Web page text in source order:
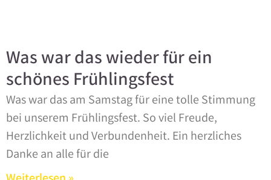
Was war das wieder für ein
schönes Frühlingsfest
Was war das am Samstag für eine tolle Stimmung
bei unserem Frühlingsfest. So viel Freude,
Herzlichkeit und Verbundenheit. Ein herzliches
Danke an alle für die